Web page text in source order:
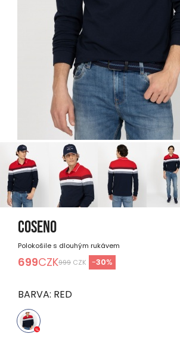
COSENO
Polokošile s dlouhým rukávem
699CZK999 CZK -30%
BARVA: RED